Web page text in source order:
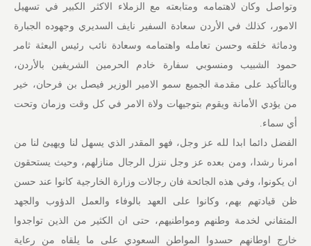
وتواصل وكان لاهتمامه ومتابعته مع الزملاء الاكثر الكبير في تسهيل
الامور، كذلك في الأردن سعادة السفير نايف السديري وجهوده الجبارة
ودماثة خلقه وحسن تعامله واهتمامه وسعادة نائب رئيس البعثة ثامر
حمود الشبيب ومنسوبي سفارة خادم الحرمين الشريفين بالأردن،
وبالتأكيد على مقدمة الجميع سمو الامير الوزير فيصل بن فرحان، خير
من يؤدي الأمانة ويقوم بتوجيهات ولاة الامر في كل وقت وزمان وتحت
أي سماء.
الفضل دائما ابدا لله عز وجل، فهو المقدر الذي يسهل لنا ويهيئ لنا من
امرنا رشدا، ومن بعده عز وجل ننزل الرجال منازلهم، وحيث يستحقون
ان يكونوا، وفي هذه الجائحة فان رجالات وزارة الخارجية كانوا عند حسن
ظن قيادتهم بهم، وكانوا على العهد بالوفاء والعمل الدؤوب والجهد
المتفاني لخدمة وطنهم ومواطنيهم، حتى ان الكثير من الذين تواجدوا
خارج اوطانهم حسدوا المواطن السعودي على ما يلقاه من رعاية